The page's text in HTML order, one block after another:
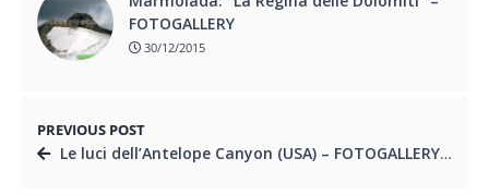
FOTOGALLERY
30/12/2015
PREVIOUS POST
Le luci dell’Antelope Canyon (USA) – FOTOGALLERY CONOSCEREGEOLOGIA.IT